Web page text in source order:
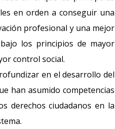
en orden a conseguir una
profesional y una mejor
los principios de mayor
control social.
en el desarrollo del
han asumido competencias
derechos ciudadanos en la